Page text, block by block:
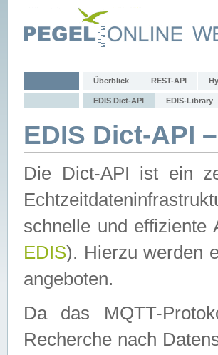
Überblick REST-API
EDIS Dict-API EDIS-Library
EDIS Dict-API
Die Dict-API ist ein
schnelle und effiziente
EDIS). Hierzu werden
angeboten.
Da das MQTT-
Recherche nach